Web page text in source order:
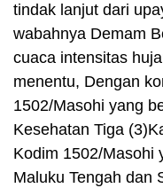
tindak lanjut dari
wabahnya Demam
cuaca intensitas
menentu, Dengan
1502/Masohi yang
Kesehatan Tiga
Kodim 1502/Masohi
Maluku Tengah dan